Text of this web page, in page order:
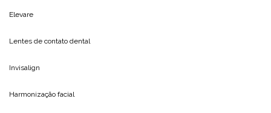
Elevare
Lentes de contato dental
Invisalign
Harmonização facial